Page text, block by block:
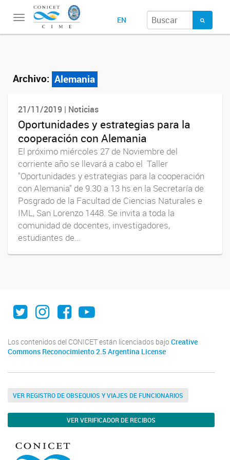
Toggle
navigation
EN
Archivo: Alemania
21/11/2019 | Noticias
Oportunidades y estrategias para la
cooperación con Alemania
El próximo miércoles 27 de Noviembre del
corriente año se llevará a cabo el Taller
"Oportunidades y estrategias para la cooperación
con Alemania" de 9.30 a 13 hs en la Secretaría de
Posgrado de la Facultad de Ciencias Naturales e
IML, San Lorenzo 1448. Se invita a toda la
comunidad de docentes, investigadores,
estudiantes de...
Twitter
Instagram
Facebook
Youtube
Los contenidos del CONICET están licenciados bajo Creative
Commons Reconocimiento 2.5 Argentina License
VER REGISTRO DE OBSEQUIOS Y VIAJES DE FUNCIONARIOS
VER VERIFICADOR DE RECIBOS